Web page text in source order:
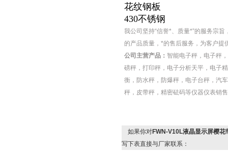
花纹钢板
430不锈钢
我公司坚持“信誉*、质量*”的服务宗
的产品质量，*的售后服务，为客户提
公司主营产品： 智能电子秤，电子秤
磅秤，打印秤，电子分析天平，电子
衡，防水秤，防爆秤，电子台秤，汽
秤，皮带秤，精密砝码等仪器仪表销
如果你对FWN-V10L液晶显示屏樱
写下表直接与厂家联系：